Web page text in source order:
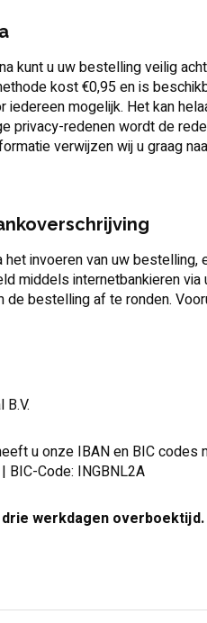
kunt u uw bestelling veilig
kost €0,95 en is
iedereen mogelijk. Het kan
privacy-redenen wordt de
verwijzen wij u graag
invoeren van uw
middels internetbankieren
bestelling af te ronden.
u onze IBAN en BIC codes
BIC-Code: INGBNL2A
werkdagen overboektijd.